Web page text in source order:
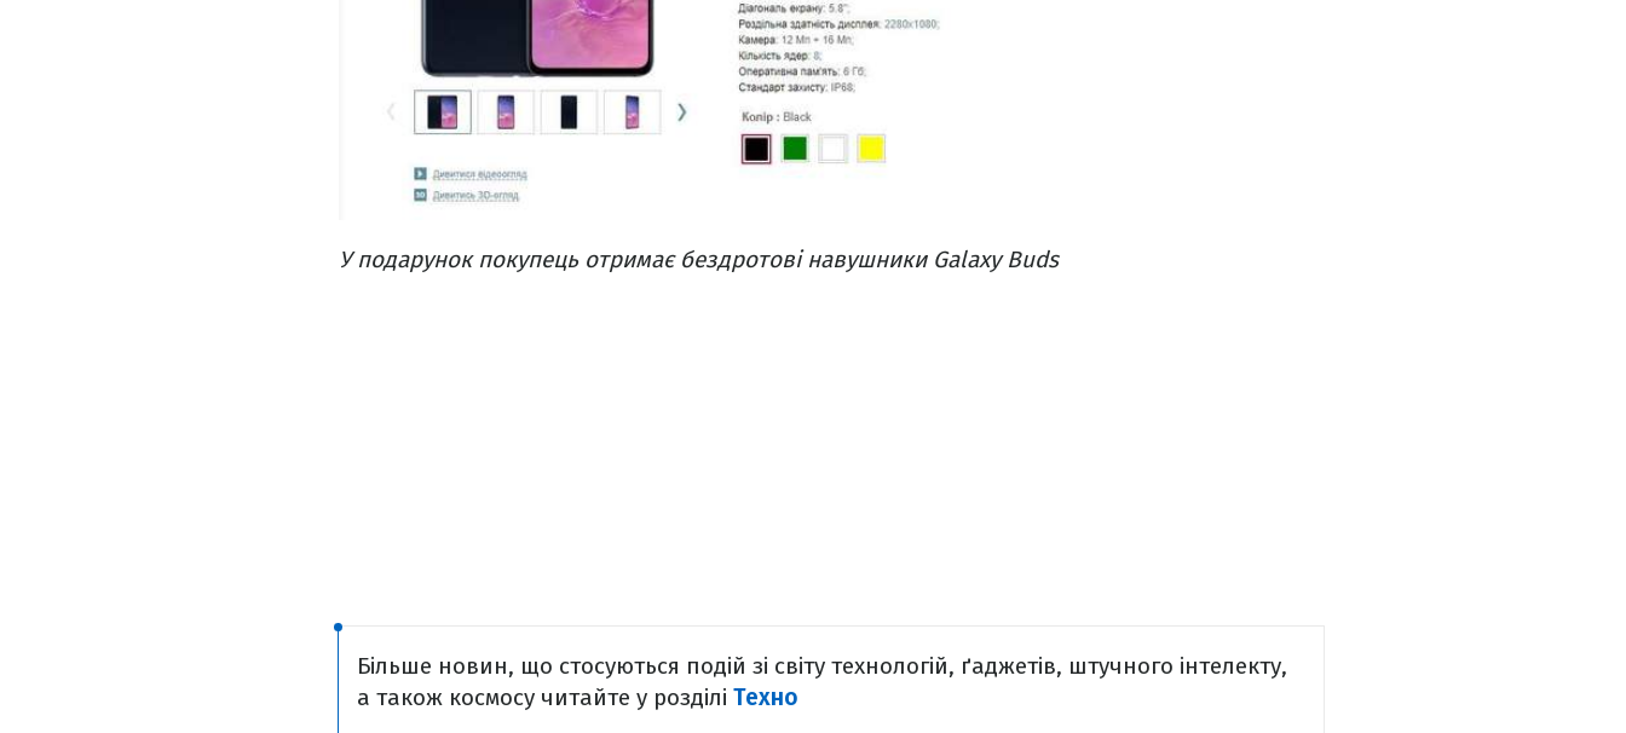
У подарунок покупець отримає бездротові навушники Galaxy Buds
Більше новин, що стосуються подій зі світу технологій, ґаджетів, штучного інтелекту,
а також космосу читайте у розділі Техно